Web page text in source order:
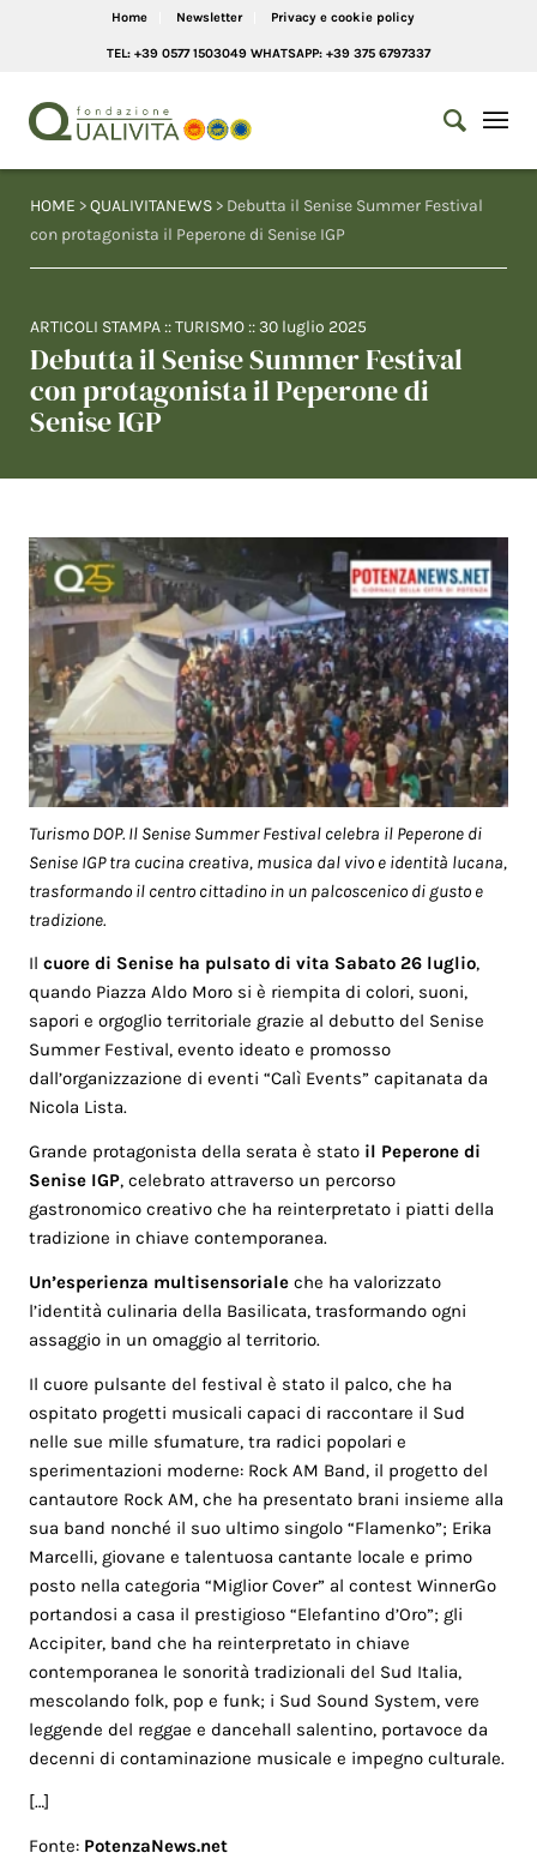
Home Newsletter Privacy e cookie policy
TEL: +39 0577 1503049 WHATSAPP: +39 375 6797337
HOME >QUALIVITANEWS > Debutta il Senise Summer Festival
con protagonista il Peperone di Senise IGP
ARTICOLI STAMPA ::TURISMO ::30 luglio 2025
Debutta il Senise Summer Festival
con protagonista il Peperone di
Senise IGP
Turismo DOP. Il Senise Summer Festival celebra il Peperone di
Senise IGP tra cucina creativa, musica dal vivo e identità lucana,
trasformando il centro cittadino in un palcoscenico di gusto e
tradizione.
Ilcuore di Senise ha pulsato di vita Sabato 26 luglio,
quando Piazza Aldo Moro si è riempita di colori, suoni,
sapori e orgoglio territoriale grazie al debutto del Senise
Summer Festival, evento ideato e promosso
dall’organizzazione di eventi “Calì Events” capitanata da
Nicola Lista.
Grande protagonista della serata è stato il Peperone di
Senise IGP, celebrato attraverso un percorso
gastronomico creativo che ha reinterpretato i piatti della
tradizione in chiave contemporanea.
Un’esperienza multisensoriale che ha valorizzato
l’identità culinaria della Basilicata, trasformando ogni
assaggio in un omaggio al territorio.
Il cuore pulsante del festival è stato il palco, che ha
ospitato progetti musicali capaci di raccontare il Sud
nelle sue mille sfumature, tra radici popolari e
sperimentazioni moderne: Rock AM Band, il progetto del
cantautore Rock AM, che ha presentato brani insieme alla
sua band nonché il suo ultimo singolo “Flamenko”; Erika
Marcelli, giovane e talentuosa cantante locale e primo
posto nella categoria “Miglior Cover” al contest WinnerGo
portandosi a casa il prestigioso “Elefantino d’Oro”; gli
Accipiter, band che ha reinterpretato in chiave
contemporanea le sonorità tradizionali del Sud Italia,
mescolando folk, pop e funk; i Sud Sound System, vere
leggende del reggae e dancehall salentino, portavoce da
decenni di contaminazione musicale e impegno culturale.
[…]
Fonte: PotenzaNews.net